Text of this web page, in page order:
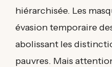
hiérarchisée. Les
évasion temporaire
abolissant les
pauvres. Mais